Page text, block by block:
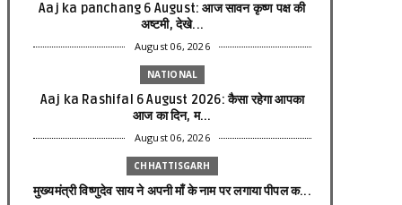
Aaj ka panchang 6 August: आज सावन कृष्ण पक्ष की
अष्टमी, देखे...
August 06, 2026
NATIONAL
Aaj ka Rashifal 6 August 2026: कैसा रहेगा आपका
आज का द‍िन, म...
August 06, 2026
CHHATTISGARH
मुख्यमंत्री विष्णुदेव साय ने अपनी माँ के नाम पर लगाया पीपल क...